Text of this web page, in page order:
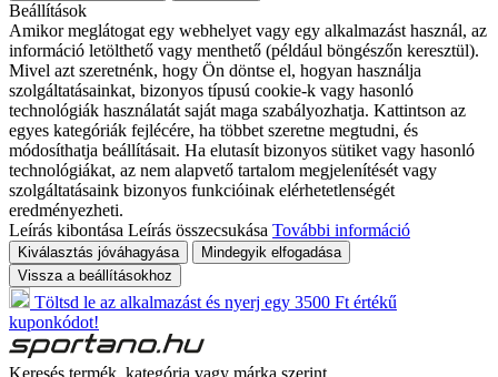
Beállítások
Amikor meglátogat egy webhelyet vagy egy alkalmazást használ, az
információ letölthető vagy menthető (például böngészőn keresztül).
Mivel azt szeretnénk, hogy Ön döntse el, hogyan használja
szolgáltatásainkat, bizonyos típusú cookie-k vagy hasonló
technológiák használatát saját maga szabályozhatja. Kattintson az
egyes kategóriák fejlécére, ha többet szeretne megtudni, és
módosíthatja beállításait. Ha elutasít bizonyos sütiket vagy hasonló
technológiákat, az nem alapvető tartalom megjelenítését vagy
szolgáltatásaink bizonyos funkcióinak elérhetetlenségét
eredményezheti.
Leírás kibontása Leírás összecsukása További információ
Kiválasztás jóváhagyása
Mindegyik elfogadása
Vissza a beállításokhoz
Töltsd le az alkalmazást és nyerj egy 3500 Ft értékű
kuponkódot!
Keresés termék, kategória vagy márka szerint